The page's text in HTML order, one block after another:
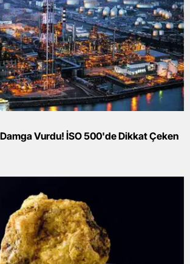
Vurdu! İSO 500'de Dikkat Çeken